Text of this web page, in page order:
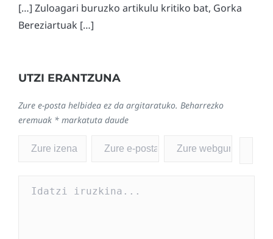
[…] Zuloagari buruzko artikulu kritiko bat, Gorka
Bereziartuak […]
UTZI ERANTZUNA
Zure e-posta helbidea ez da argitaratuko. Beharrezko
eremuak * markatuta daude